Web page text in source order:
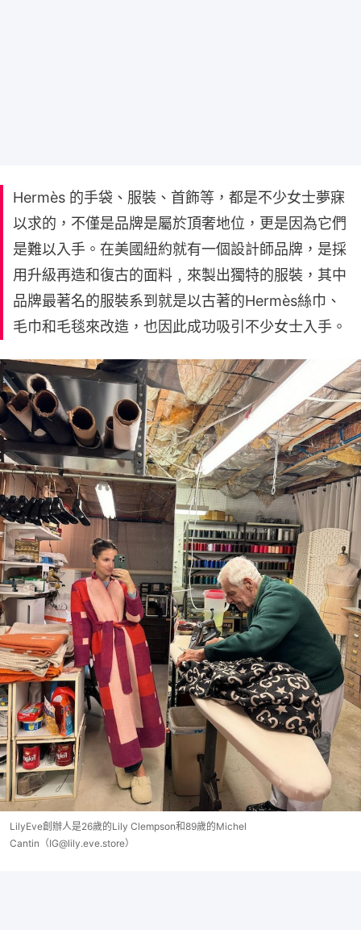
Hermès 的手袋、服裝、首飾等，都是不少女士夢寐
以求的，不僅是品牌是屬於頂奢地位，更是因為它們
是難以入手。在美國紐約就有一個設計師品牌，是採
用升級再造和復古的面料﹐來製出獨特的服裝，其中
品牌最著名的服裝系到就是以古著的Hermès絲巾、
毛巾和毛毯來改造，也因此成功吸引不少女士入手。
LilyEve創辦人是26歲的Lily Clempson和89歲的Michel
Cantin（IG@lily.eve.store）